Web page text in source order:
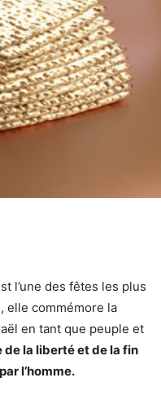
l’une des fêtes les plus
elle commémore la
en tant que peuple et
de la liberté et de la fin
l’homme.